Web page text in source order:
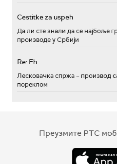
Cestitke za uspeh
Да ли сте знали да се најбоље
производе у Србији
Re: Eh...
Лесковачка спржа – производ
пореклом
Преузмите РТС